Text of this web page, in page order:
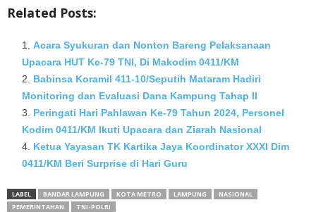
Related Posts:
Acara Syukuran dan Nonton Bareng Pelaksanaan
Upacara HUT Ke-79 TNI, Di Makodim 0411/KM
Babinsa Koramil 411-10/Seputih Mataram Hadiri
Monitoring dan Evaluasi Dana Kampung Tahap II
Peringati Hari Pahlawan Ke-79 Tahun 2024, Personel
Kodim 0411/KM Ikuti Upacara dan Ziarah Nasional
Ketua Yayasan TK Kartika Jaya Koordinator XXXI Dim
0411/KM Beri Surprise di Hari Guru
LABEL BANDAR LAMPUNG KOTA METRO LAMPUNG
NASIONAL
PEMERINTAHAN
TNI-POLRI